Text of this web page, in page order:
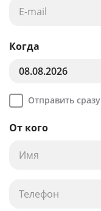
Когда
08.08.2026
Отправить сразу
От кого